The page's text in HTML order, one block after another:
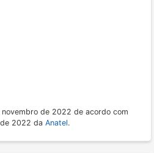
de 2022 de acordo com
2022 da Anatel.